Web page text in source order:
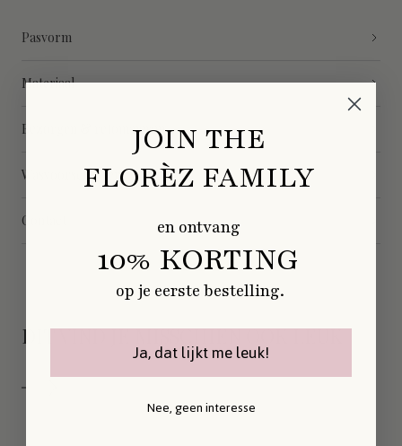
Pasvorm
Materiaal
Bezorgen & retourneren
Wasvoorschriften
Contact
DIT VIND JE MISSCHIEN OOK LEUK
JOIN THE
FLORÈZ FAMILY
en ontvang
10% KORTING
op je eerste bestelling.
Ja, dat lijkt me leuk!
Nee, geen interesse